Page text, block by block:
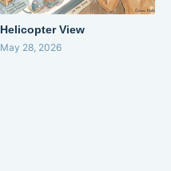
Helicopter View
May 28, 2026